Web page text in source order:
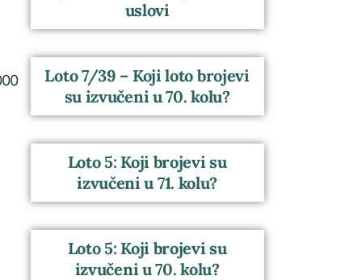
uslovi
Loto 7/39 – Koji loto brojevi
su izvučeni u 70. kolu?
Loto 5: Koji brojevi su
izvučeni u 71. kolu?
Loto 5: Koji brojevi su
izvučeni u 70. kolu?